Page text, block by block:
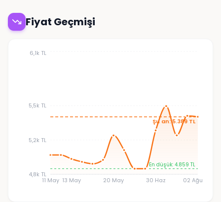
Fiyat Geçmişi
11 May 13 May 20 May 30 Haz 02 Ağu
4,8k TL
5,2k TL
5,5k TL
6,1k TL
Şu an: 5.389 TL
En düşük: 4.859 TL